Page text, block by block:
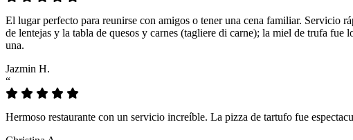
El lugar perfecto para reunirse con amigos o tener una cena familiar. Servicio
de lentejas y la tabla de quesos y carnes (tagliere di carne); la miel de trufa fue
una.
Jazmin H.
“
Hermoso restaurante con un servicio increíble. La pizza de tartufo fue